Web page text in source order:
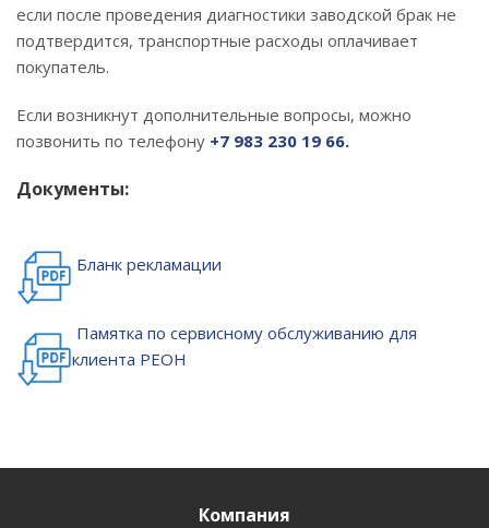
если после проведения диагностики заводской брак не
подтвердится, транспортные расходы оплачивает
покупатель.
Если возникнут дополнительные вопросы, можно
позвонить по телефону +7 983 230 19 66.
Документы:
Бланк рекламации
Памятка по сервисному обслуживанию для
клиента РЕОН
Компания